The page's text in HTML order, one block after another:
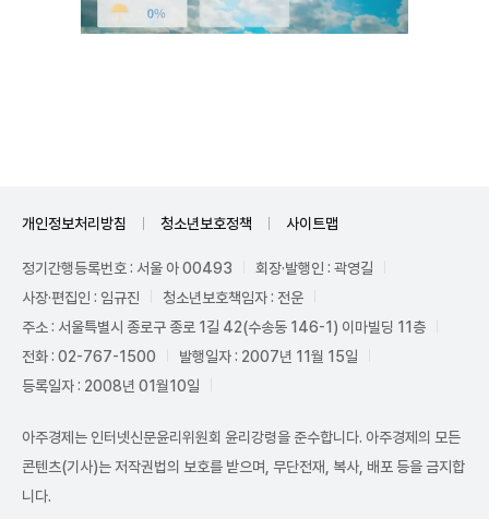
개인정보처리방침 청소년보호정책 사이트맵
정기간행등록번호 : 서울 아 00493
회장·발행인 : 곽영길
사장·편집인 : 임규진
청소년보호책임자 : 전운
주소 : 서울특별시 종로구 종로 1길 42(수송동 146-1) 이마빌딩 11층
전화 : 02-767-1500
발행일자 : 2007년 11월 15일
등록일자 : 2008년 01월10일
아주경제는 인터넷신문윤리위원회 윤리강령을 준수합니다. 아주경제의 모든
콘텐츠(기사)는 저작권법의 보호를 받으며, 무단전재, 복사, 배포 등을 금지합
니다.